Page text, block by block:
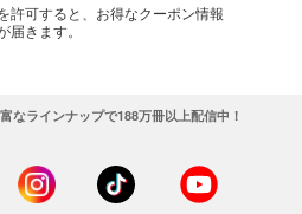
許可すると、お得なクーポン情報
届きます。
なラインナップで188万冊以上配信中！